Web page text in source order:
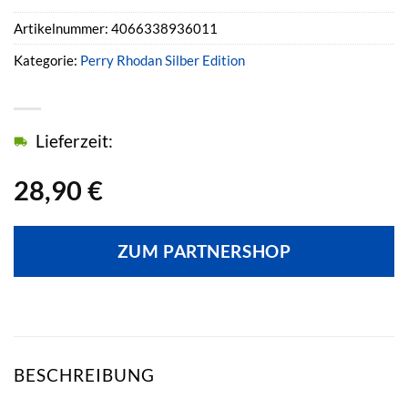
28,90 €
Lieferzeit:
ZUM PARTNERSHOP
Artikelnummer: 4066338936011
Kategorie: Perry Rhodan Silber Edition
BESCHREIBUNG